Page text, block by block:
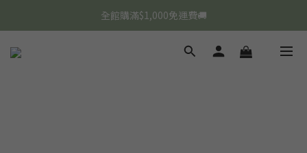
FULLY Muse， Dahye💚
全館購滿$1,000免運費🚚
FULLY Muse， Dahye💚